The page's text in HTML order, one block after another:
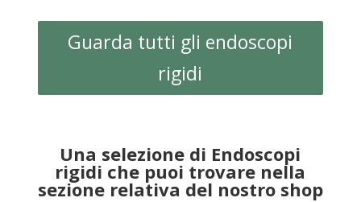
Guarda tutti gli endoscopi
rigidi
Una selezione di Endoscopi
rigidi che puoi trovare nella
sezione relativa del nostro shop